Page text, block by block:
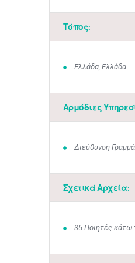
Τόπος:
Ελλάδα, Ελλάδα
Αρμόδιες
Διεύθυνση
Σχετικά Αρχεία:
35 Ποιητές κάτω